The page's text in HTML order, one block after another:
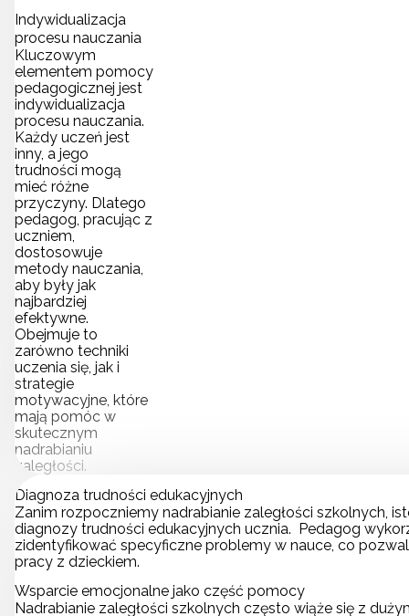
Indywidualizacja
procesu nauczania
Kluczowym
elementem pomocy
pedagogicznej jest
indywidualizacja
procesu nauczania.
Każdy uczeń jest
inny, a jego
trudności mogą
mieć różne
przyczyny. Dlatego
pedagog, pracując z
uczniem,
dostosowuje
metody nauczania,
aby były jak
najbardziej
efektywne.
Obejmuje to
zarówno techniki
uczenia się, jak i
strategie
motywacyjne, które
mają pomóc w
skutecznym
nadrabianiu
zaległości.
Diagnoza trudności edukacyjnych
Zanim rozpoczniemy nadrabianie zaległości szkolnych,
diagnozy trudności edukacyjnych ucznia. Pedagog
zidentyfikować specyficzne problemy w nauce, co
pracy z dzieckiem.
Wsparcie emocjonalne jako część pomocy
Nadrabianie zaległości szkolnych często wiąże się z